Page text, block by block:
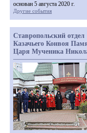
основан 5 августа 2020 г.
Другие события
Ставропольский отдел
Казачьего Конвоя
Царя Мученика